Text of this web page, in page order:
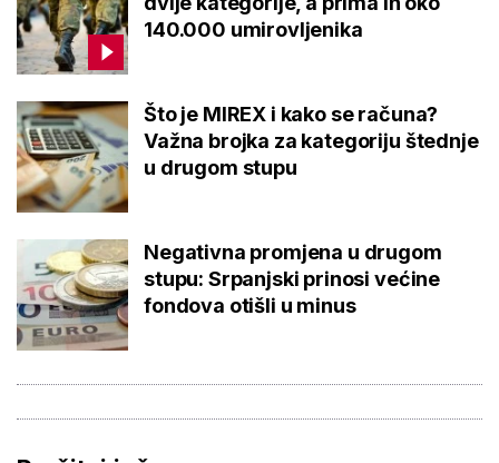
140.000 umirovljenika
Što je MIREX i kako se računa?
Važna brojka za kategoriju štednje
u drugom stupu
Negativna promjena u drugom
stupu: Srpanjski prinosi većine
fondova otišli u minus